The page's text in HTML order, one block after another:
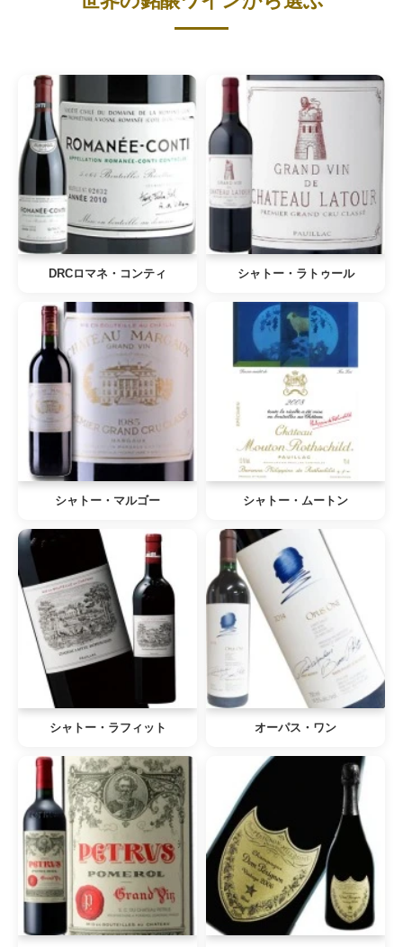
DRCロマネ・コンティ シャトー・ラトゥール
シャトー・マルゴー シャトー・ムートン
シャトー・ラフィット オーパス・ワン